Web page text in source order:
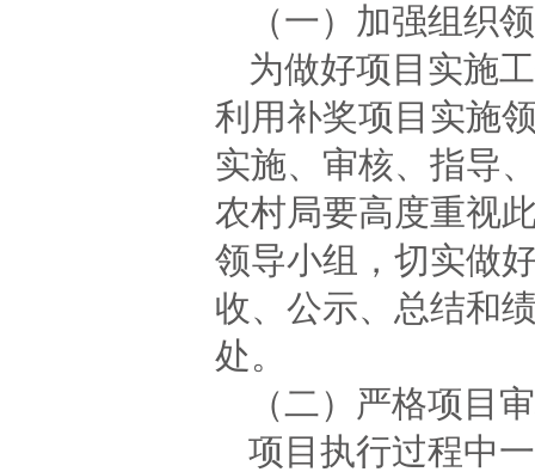
（一）加强组织
为做好项目实施
利用补奖项目实施
实施、审核、指导
农村局要高度重视
领导小组，切实做
收、公示、总结和
处。
（二）严格项目
项目执行过程中